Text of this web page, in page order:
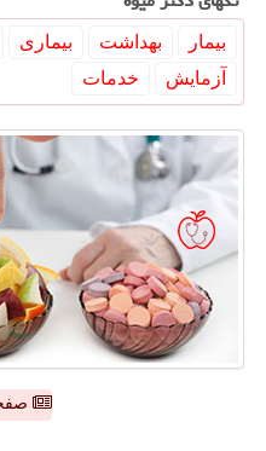
بیمار بهداشت بیماری
آزمایش
خدمات